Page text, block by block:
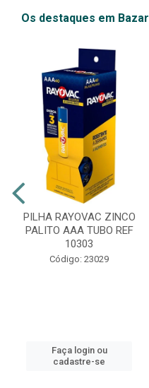
Os destaques em Bazar
PILHA RAYOVAC ZINCO
PALITO AAA TUBO REF
10303
Código: 23029
Faça login ou
cadastre-se